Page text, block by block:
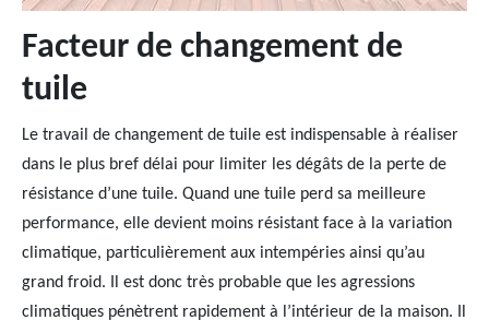
Facteur de changement de
tuile
Le travail de changement de tuile est indispensable à réaliser
dans le plus bref délai pour limiter les dégâts de la perte de
résistance d’une tuile. Quand une tuile perd sa meilleure
performance, elle devient moins résistant face à la variation
climatique, particulièrement aux intempéries ainsi qu’au
grand froid. Il est donc très probable que les agressions
climatiques pénètrent rapidement à l’intérieur de la maison. Il